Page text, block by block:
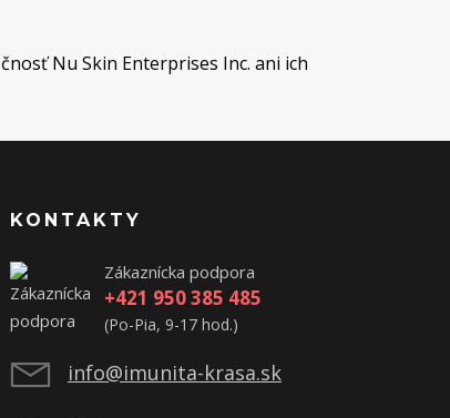
Nu Skin Enterprises Inc. ani ich
KONTAKTY
Zákaznícka podpora
+421 950 385 485
(Po-Pia, 9-17 hod.)
info@imunita-krasa.sk